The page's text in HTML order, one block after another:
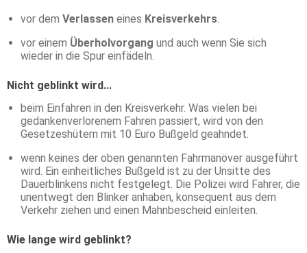
vor dem Verlassen eines Kreisverkehrs.
vor einem Überholvorgang und auch wenn Sie sich
wieder in die Spur einfädeln.
Nicht geblinkt wird...
beim Einfahren in den Kreisverkehr. Was vielen bei
gedankenverlorenem Fahren passiert, wird von den
Gesetzeshütern mit 10 Euro Bußgeld geahndet.
wenn keines der oben genannten Fahrmanöver ausgeführt
wird. Ein einheitliches Bußgeld ist zu der Unsitte des
Dauerblinkens nicht festgelegt. Die Polizei wird Fahrer, die
unentwegt den Blinker anhaben, konsequent aus dem
Verkehr ziehen und einen Mahnbescheid einleiten.
Wie lange wird geblinkt?